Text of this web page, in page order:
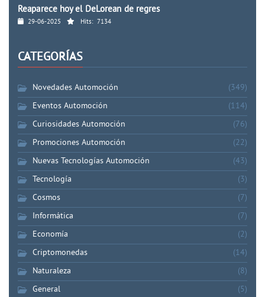
Reaparece hoy el DeLorean de regres
29-06-2025 Hits: 7134
CATEGORÍAS
Novedades Automoción
(349)
Eventos Automoción
(114)
Curiosidades Automoción
(76)
Promociones Automoción
(22)
Nuevas Tecnologías Automoción
(43)
Tecnología
(3)
Cosmos
(7)
Informática
(7)
Economía
(2)
Criptomonedas
(14)
Naturaleza
(8)
General
(5)